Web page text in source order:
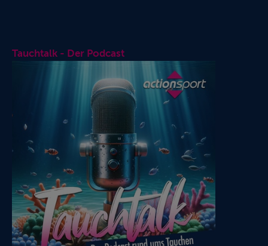
Tauchtalk - Der Podcast